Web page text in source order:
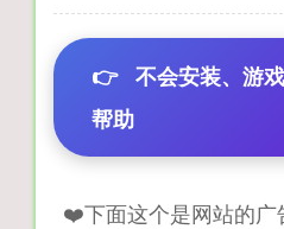
👉 不会安装、游
帮助
❤️下面这个是网站的广